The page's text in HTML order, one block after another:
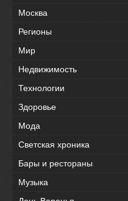
Москва
Регионы
Мир
Недвижимость
Технологии
Здоровье
Мода
Светская хроника
Бары и рестораны
Музыка